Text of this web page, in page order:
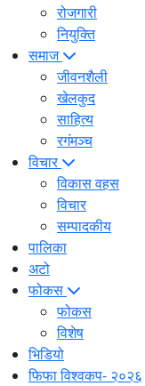
रोजगारी
नियुक्ति
समाज
जीवनशैली
खेलकुद
साहित्य
रगंमञ्च
विचार
विकास वहस
विचार
सम्पादकीय
पालिका
अटो
फोकस
फोकस
विशेष
भिडियो
फिफा विश्वकप- २०२६